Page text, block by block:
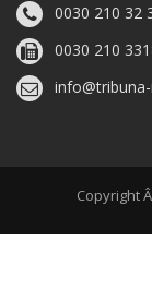
0030 210 32
0030 210
Copyright